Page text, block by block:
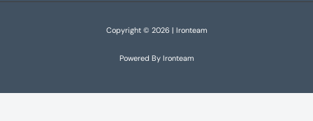
Copyright © 2026 | Ironteam
Powered By Ironteam